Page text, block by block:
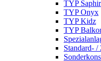
TYP Saphir
TYP Onyx
TYP Kidz
TYP
Standard- /